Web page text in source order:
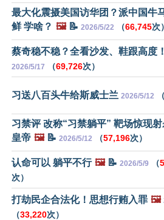
最大化震摄美国访华团？派中国牛
鲜 学啥？ 🖼️📝 2026/5/22 （66,745次）
蔡奇稳不稳？全看沙发、鞋跟高度！
2026/5/17 （69,726次）
习送八百头牛给斯威士兰 2026/5/12 （
习禁评 改称“习禁躺平” 靶场惊现
皇帝 🖼️📝 2026/5/12 （57,196次）
认命可以 躺平不行 🖼️📝 2026/5/9 （
次）
打劫民企合法化！思想行贿入罪 🖼️
（33,220次）